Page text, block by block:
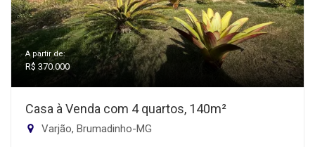
A partir de:
R$ 370.000
Casa à Venda com 4 quartos, 140m²
Varjão, Brumadinho-MG